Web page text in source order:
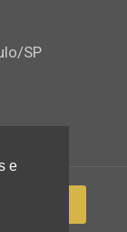
SP
e